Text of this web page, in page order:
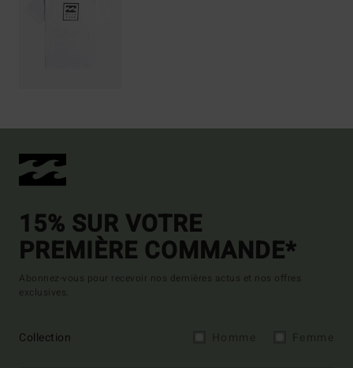
15% SUR VOTRE
PREMIÈRE COMMANDE*
Abonnez-vous pour recevoir nos dernières actus et nos offres
exclusives.
Collection